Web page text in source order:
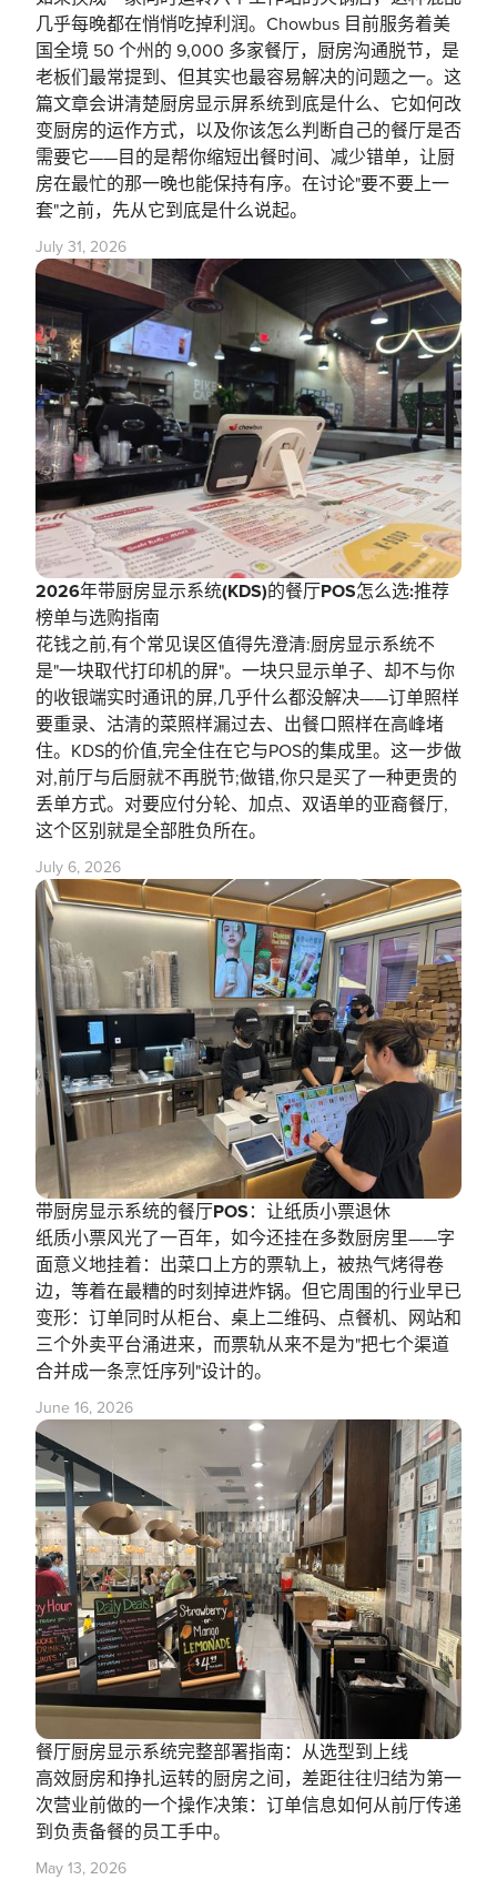
几乎每晚都在悄悄吃掉利润。Chowbus 目前服务着美
国全境 50 个州的 9,000 多家餐厅，厨房沟通脱节，是
老板们最常提到、但其实也最容易解决的问题之一。这
篇文章会讲清楚厨房显示屏系统到底是什么、它如何改
变厨房的运作方式，以及你该怎么判断自己的餐厅是否
需要它——目的是帮你缩短出餐时间、减少错单，让厨
房在最忙的那一晚也能保持有序。在讨论"要不要上一
套"之前，先从它到底是什么说起。
July 31, 2026
2026年带厨房显示系统(KDS)的餐厅POS怎么选:推荐
榜单与选购指南
花钱之前,有个常见误区值得先澄清:厨房显示系统不
是"一块取代打印机的屏"。一块只显示单子、却不与你
的收银端实时通讯的屏,几乎什么都没解决——订单照样
要重录、沽清的菜照样漏过去、出餐口照样在高峰堵
住。KDS的价值,完全住在它与POS的集成里。这一步做
对,前厅与后厨就不再脱节;做错,你只是买了一种更贵的
丢单方式。对要应付分轮、加点、双语单的亚裔餐厅,
这个区别就是全部胜负所在。
July 6, 2026
带厨房显示系统的餐厅POS：让纸质小票退休
纸质小票风光了一百年，如今还挂在多数厨房里——字
面意义地挂着：出菜口上方的票轨上，被热气烤得卷
边，等着在最糟的时刻掉进炸锅。但它周围的行业早已
变形：订单同时从柜台、桌上二维码、点餐机、网站和
三个外卖平台涌进来，而票轨从来不是为"把七个渠道
合并成一条烹饪序列"设计的。
June 16, 2026
餐厅厨房显示系统完整部署指南：从选型到上线
高效厨房和挣扎运转的厨房之间，差距往往归结为第一
次营业前做的一个操作决策：订单信息如何从前厅传递
到负责备餐的员工手中。
May 13, 2026